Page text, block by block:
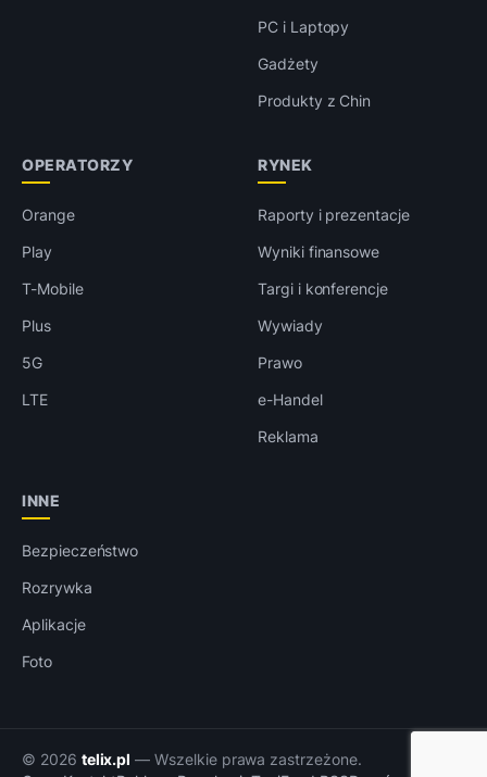
PC i Laptopy
Gadżety
Produkty z Chin
OPERATORZY
Orange
Play
T-Mobile
Plus
5G
LTE
RYNEK
Raporty i prezentacje
Wyniki finansowe
Targi i konferencje
Wywiady
Prawo
e-Handel
Reklama
INNE
Bezpieczeństwo
Rozrywka
Aplikacje
Foto
© 2026 telix.pl — Wszelkie prawa zastrzeżone.